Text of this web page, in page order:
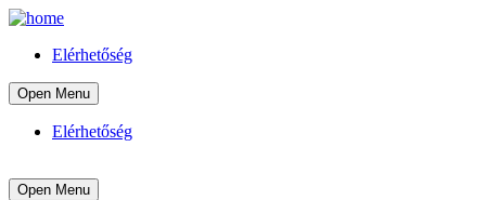
Elérhetőség
Open Menu
Elérhetőség
Open Menu